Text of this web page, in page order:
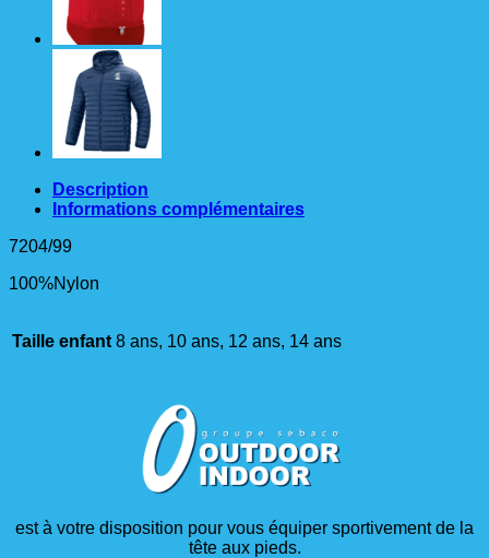
Description
Informations complémentaires
7204/99
100%Nylon
Taille enfant 8 ans, 10 ans, 12 ans, 14 ans
est à votre disposition pour vous équiper sportivement de la
tête aux pieds.